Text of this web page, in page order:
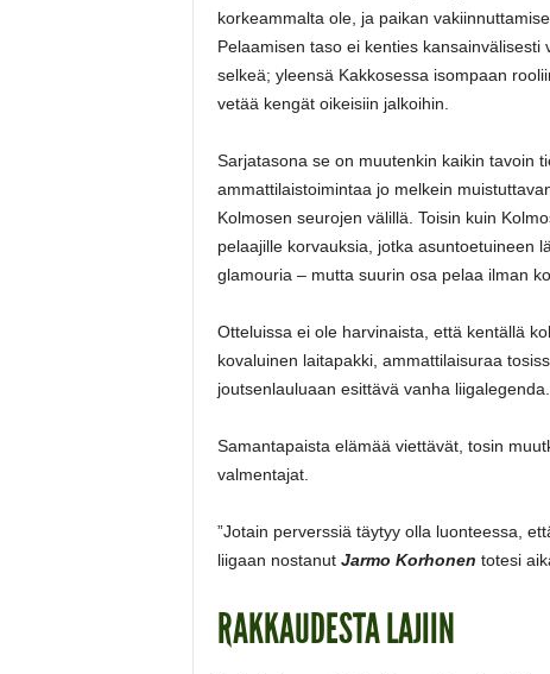
korkeammalta ole, ja paikan
Pelaamisen taso ei kenties
selkeä; yleensä Kakkosessa isompaan
vetää kengät oikeisiin jalkoihin.
Sarjatasona se on muutenkin kaikin tavoin
ammattilaistoimintaa jo melkein
Kolmosen seurojen välillä. Toisin kuin
pelaajille korvauksia, jotka asuntoetuineen
glamouria – mutta suurin osa pelaa ilman
Otteluissa ei ole harvinaista, että kentällä
kovaluinen laitapakki, ammattilaisuraa
joutsenlauluaan esittävä vanha liigalegenda.
Samantapaista elämää viettävät, tosin
valmentajat.
”Jotain perverssiä täytyy olla luonteessa,
liigaan nostanut Jarmo Korhonen totesi
RAKKAUDESTA LAJIIN